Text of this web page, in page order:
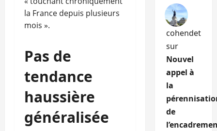
la France depuis plusieurs
mois ».
Pas de
tendance
haussière
généralisée
cohendet
sur
Nouvel
appel à
la
de